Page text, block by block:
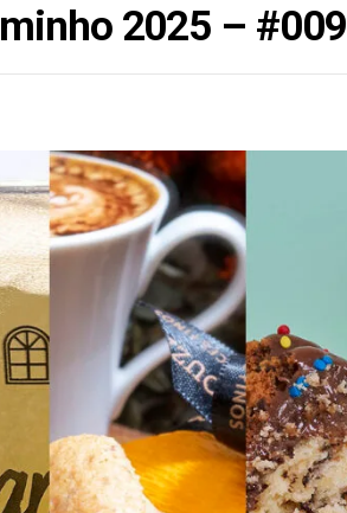
2025 – #009